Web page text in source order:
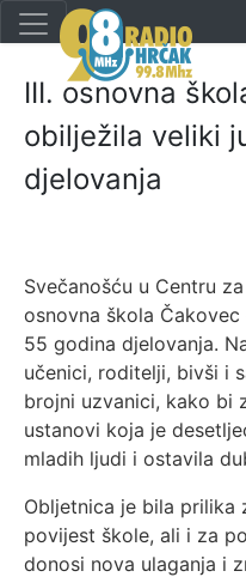
III. osnovna
obilježila veliki
djelovanja
Svečanošću u Centru
osnovna škola
55 godina djelovanja.
učenici, roditelji, bivši i
brojni uzvanici, kako bi
ustanovi koja je
mladih ljudi i ostavila
Obljetnica je bila prilika
povijest škole, ali i za
donosi nova ulaganja i